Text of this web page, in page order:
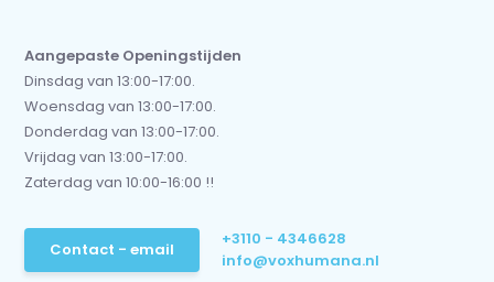
Aangepaste Openingstijden
Dinsdag van 13:00-17:00.
Woensdag van 13:00-17:00.
Donderdag van 13:00-17:00.
Vrijdag van 13:00-17:00.
Zaterdag van 10:00-16:00 !!
Contact - email
+3110 - 4346628
info@voxhumana.nl